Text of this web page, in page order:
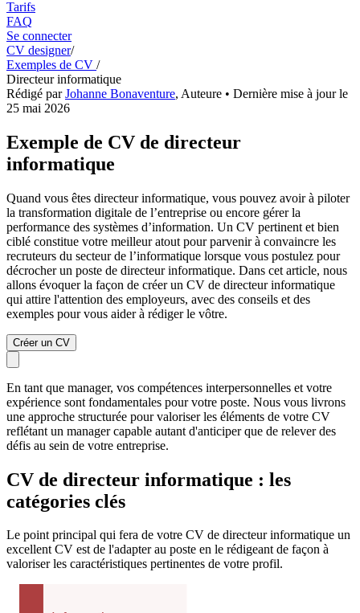
Tarifs
FAQ
Se connecter
CV designer/
Exemples de CV /
Directeur informatique
Rédigé parJohanne Bonaventure, Auteure • Dernière mise à jour le
25 mai 2026
Exemple de CV de directeur
informatique
Quand vous êtes directeur informatique, vous pouvez avoir à piloter
la transformation digitale de l’entreprise ou encore gérer la
performance des systèmes d’information. Un CV pertinent et bien
ciblé constitue votre meilleur atout pour parvenir à convaincre les
recruteurs du secteur de l’informatique lorsque vous postulez pour
décrocher un poste de directeur informatique. Dans cet article, nous
allons évoquer la façon de créer un CV de directeur informatique
qui attire l'attention des employeurs, avec des conseils et des
exemples pour vous aider à rédiger le vôtre.
Créer un CV
En tant que manager, vos compétences interpersonnelles et votre
expérience sont fondamentales pour votre poste. Nous vous livrons
une approche structurée pour valoriser les éléments de votre CV
reflétant un manager capable autant d'anticiper que de relever des
défis au sein de votre entreprise.
CV de directeur informatique : les
catégories clés
Le point principal qui fera de votre CV de directeur informatique un
excellent CV est de l'adapter au poste en le rédigeant de façon à
valoriser les caractéristiques pertinentes de votre profil.